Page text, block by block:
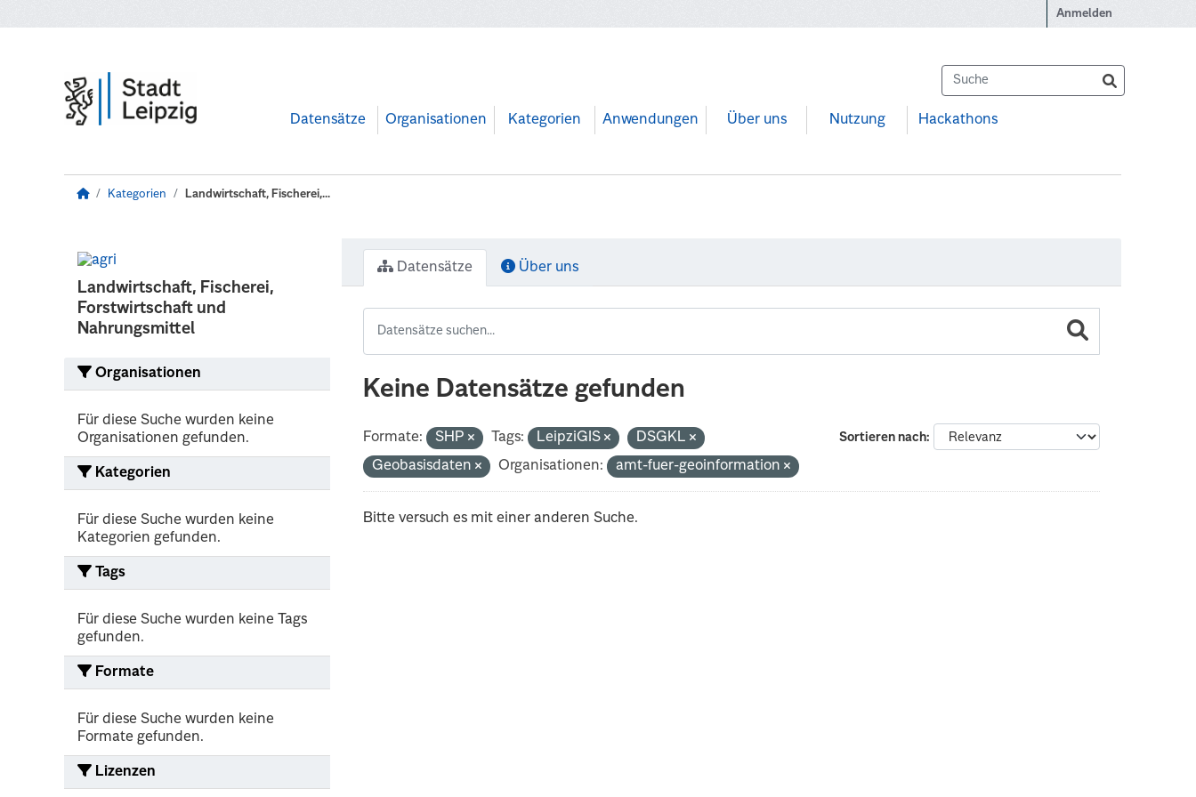
Anmelden
Datensätze Organisationen Kategorien Anwendungen Über uns Nutzung Hackathons
Kategorien Landwirtschaft, Fischerei,...
Landwirtschaft, Fischerei,
Forstwirtschaft und
Nahrungsmittel
Organisationen
Für diese Suche wurden keine
Organisationen gefunden.
Kategorien
Für diese Suche wurden keine
Kategorien gefunden.
Tags
Für diese Suche wurden keine Tags
gefunden.
Formate
Für diese Suche wurden keine
Formate gefunden.
Lizenzen
Datensätze Über uns
Keine Datensätze gefunden
Sortieren nach
Formate: SHP Tags: LeipziGIS
DSGKL
Geobasisdaten
Organisationen: amt-fuer-geoinformation
Bitte versuch es mit einer anderen Suche.